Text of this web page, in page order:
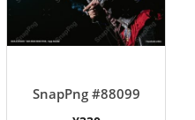
SnapPng #88099